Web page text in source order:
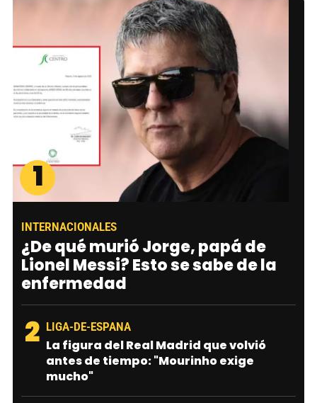
1
INTERNACIONALES
¿De qué murió Jorge, papá de
Lionel Messi? Esto se sabe de la
enfermedad
2 LIGA-DE-ESPANA
La figura del Real Madrid que volvió
antes de tiempo: "Mourinho exige
mucho"